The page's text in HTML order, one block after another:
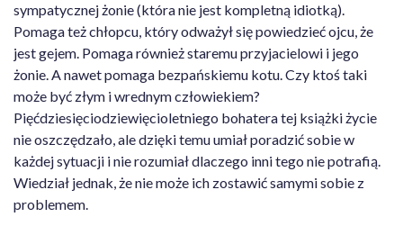
sympatycznej żonie (która nie jest kompletną idiotką).
Pomaga też chłopcu, który odważył się powiedzieć ojcu, że
jest gejem. Pomaga również staremu przyjacielowi i jego
żonie. A nawet pomaga bezpańskiemu kotu. Czy ktoś taki
może być złym i wrednym człowiekiem?
Pięćdziesięciodziewięcioletniego bohatera tej książki życie
nie oszczędzało, ale dzięki temu umiał poradzić sobie w
każdej sytuacji i nie rozumiał dlaczego inni tego nie potrafią.
Wiedział jednak, że nie może ich zostawić samymi sobie z
problemem.